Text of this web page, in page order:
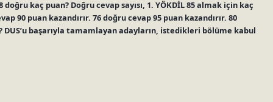
doğru kaç puan? Doğru cevap sayısı, 1. YÖKDİL 85 almak için kaç
90 puan kazandırır. 76 doğru cevap 95 puan kazandırır. 80
DUS’u başarıyla tamamlayan adayların, istedikleri bölüme kabul